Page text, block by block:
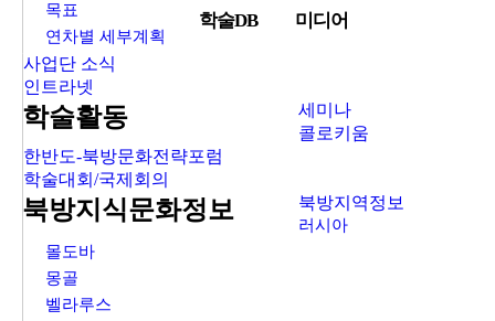
학술DB 미디어
목표
연차별 세부계획
사업단 소식
인트라넷
학술활동
세미나
콜로키움
한반도-북방문화전략포럼
학술대회/국제회의
북방지식문화정보 북방지역정보
러시아
몰도바
몽골
벨라루스